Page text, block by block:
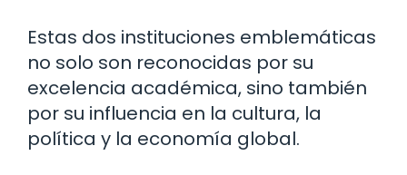
Estas dos instituciones emblemáticas
no solo son reconocidas por su
excelencia académica, sino también
por su influencia en la cultura, la
política y la economía global.